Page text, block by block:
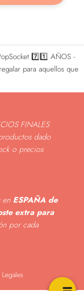
7️⃣1️⃣ AÑOS -
para aquellos que
FINALES
dado
o precios
en ESPAÑA de
extra para
por cada